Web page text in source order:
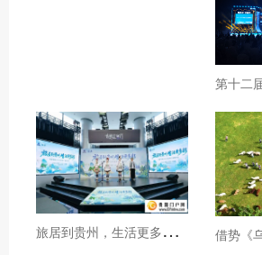
旅
居到贵州，生活更多彩！贵旅集团2026年夏季产品推介会在沪举行